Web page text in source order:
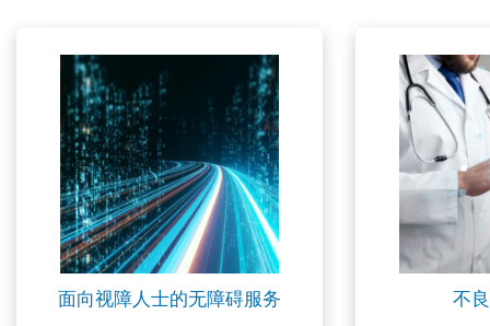
面向视障人士的无障碍服务 不